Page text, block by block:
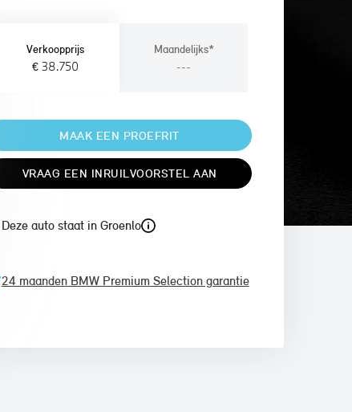
Verkoopprijs
€ 38.750
Maandelijks*
---
MAAK EEN PROEFRIT
VRAAG EEN INRUILVOORSTEL AAN
Deze auto staat in Groenlo
24 maanden BMW Premium Selection garantie